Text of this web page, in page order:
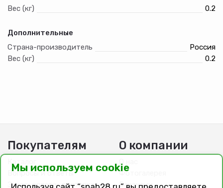
Вес (кг)
0.2
Дополнительные
Страна-производитель
Россия
Вес (кг)
0.2
Покупателям
Каталог
Вопросы и ответы
Заказ, оплата, доставка
О компании
О нас
Фотогалерея
Вакансии
Мы используем cookie